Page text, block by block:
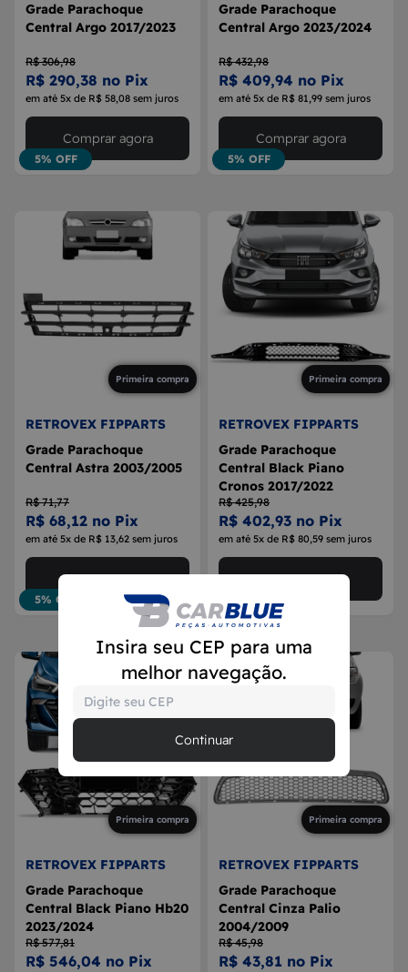
Insira seu CEP para uma
melhor navegação.
Continuar
Grade Parachoque
Central Argo 2017/2023
R$ 306,98
R$ 290,38 no Pix
em até 5x de R$ 58,08 sem juros
5% OFF
Comprar agora
Grade Parachoque
Central Argo 2023/2024
R$ 432,98
R$ 409,94 no Pix
em até 5x de R$ 81,99 sem juros
5% OFF
Comprar agora
Primeira compra
RETROVEX FIPPARTS
Grade Parachoque
Central Astra 2003/2005
R$ 71,77
R$ 68,12 no Pix
em até 5x de R$ 13,62 sem juros
5% OFF
Comprar agora
Primeira compra
RETROVEX FIPPARTS
Grade Parachoque
Central Black Piano
Cronos 2017/2022
R$ 425,98
R$ 402,93 no Pix
em até 5x de R$ 80,59 sem juros
Comprar agora
Primeira compra
RETROVEX FIPPARTS
Grade Parachoque
Central Black Piano Hb20
2023/2024
R$ 577,81
R$ 546,04 no Pix
Primeira compra
RETROVEX FIPPARTS
Grade Parachoque
Central Cinza Palio
2004/2009
R$ 45,98
R$ 43,81 no Pix